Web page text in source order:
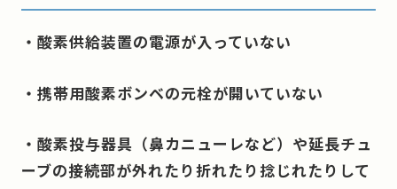
・酸素供給装置の電源が入っていない
・携帯用酸素ボンベの元栓が開いていない
・酸素投与器具（鼻カニューレなど）や延長チュ
ーブの接続部が外れたり折れたり捻じれたりして